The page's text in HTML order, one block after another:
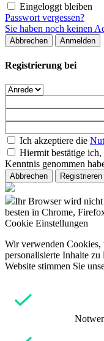
Eingeloggt bleiben
Passwort vergessen?
Sie haben noch keinen
Abbrechen Anmelden
Registrierung bei
Ich akzeptiere die
Hiermit bestätige ich,
Kenntnis genommen
Abbrechen Registrieren
Ihr Browser wird
besten in Chrome,
Cookie Einstellungen
Wir verwenden Cookies,
personalisierte Inhalte
Website stimmen Sie